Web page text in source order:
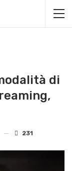
di
231